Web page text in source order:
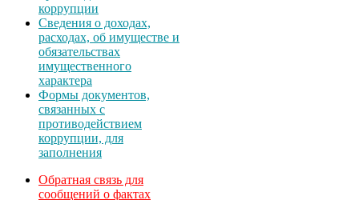
коррупции
Сведения о доходах,
расходах, об имуществе и
обязательствах
имущественного
характера
Формы документов,
связанных с
противодействием
коррупции, для
заполнения
Обратная связь для
сообщений о фактах